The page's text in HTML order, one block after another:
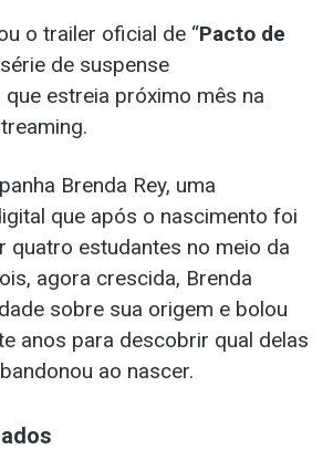
o trailer oficial de “Pacto de
de suspense
estreia próximo mês na
Brenda Rey, uma
que após o nascimento foi
quatro estudantes no meio da
agora crescida, Brenda
sobre sua origem e bolou
anos para descobrir qual delas
ao nascer.